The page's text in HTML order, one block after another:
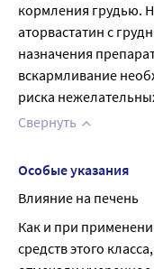
кормления грудью.
аторвастатин с
назначения
вскармливание
риска
Свернуть
Особые указания
Влияние на печень
Как и при
средств этого